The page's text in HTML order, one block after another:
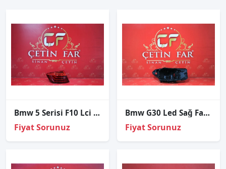
Bmw 5 Serisi F10 Lci Sol Diş Stop Sıfır Ithal
Fiyat Sorunuz
Bmw G30 Led Sağ Far Kasasi 17-19
Fiyat Sorunuz